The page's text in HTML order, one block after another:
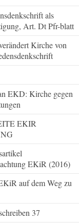
als
Art. Dt Pfr-blatt
Kirche von
EKD: Kirche gegen
EKIR
EKiR (2016)
auf dem Weg zu
37